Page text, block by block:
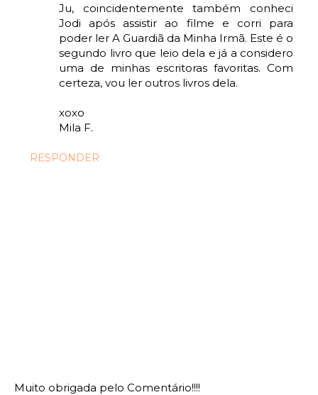
Ju, coincidentemente também conheci
Jodi após assistir ao filme e corri para
poder ler A Guardiã da Minha Irmã. Este é o
segundo livro que leio dela e já a considero
uma de minhas escritoras favoritas. Com
certeza, vou ler outros livros dela.
xoxo
Mila F.
RESPONDER
Muito obrigada pelo Comentário!!!!